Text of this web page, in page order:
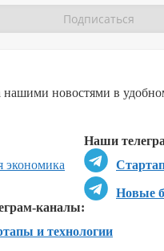
нашими новостями в
Наши
Новые
каналы:
и технологии
экономика